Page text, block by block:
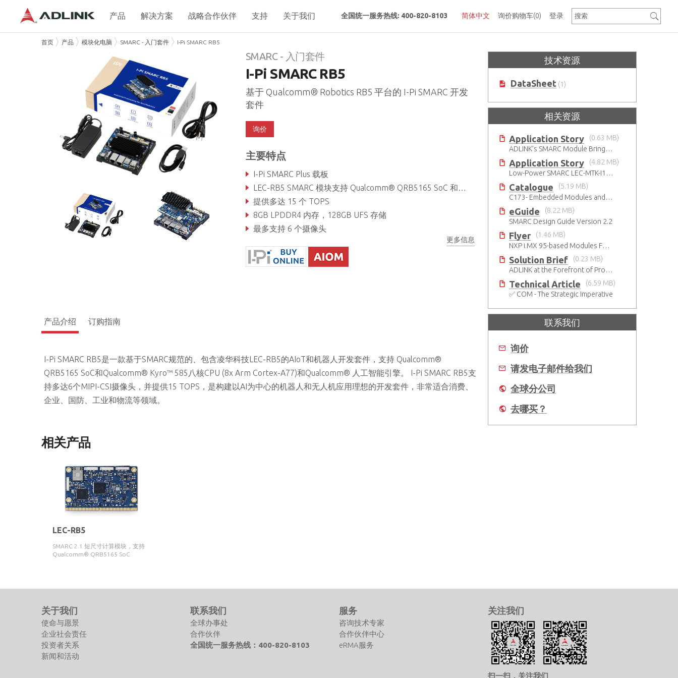
询价购物车(0)
简体中文
全国统一服务热线: 400-820-8103 登录
产品 解决方案 战略合作伙伴 支持 关于我们
首页 产品 模块化电脑 SMARC - 入门套件 I-Pi SMARC RB5
SMARC - 入门套件
I-Pi SMARC RB5
基于 Qualcomm® Robotics RB5 平台的 I-Pi SMARC 开发
套件
询价
主要特点
I-Pi SMARC Plus 载板
LEC-RB5 SMARC 模块支持 Qualcomm® QRB5165 SoC 和 Kyro™ 585 八核 CPU
提供多达 15 个 TOPS
8GB LPDDR4 内存，128GB UFS 存储
最多支持 6 个摄像头
更多信息
产品介绍 订购指南
I-Pi SMARC RB5是一款基于SMARC规范的、包含凌华科技LEC-RB5的AIoT和机器人开发套件，支持 Qualcomm®
QRB5165 SoC和Qualcomm® Kyro™ 585八核CPU (8x Arm Cortex-A77)和Qualcomm® 人工智能引擎。 I-Pi SMARC RB5支
持多达6个MIPI-CSI摄像头，并提供15 TOPS，是构建以AI为中心的机器人和无人机应用理想的开发套件，非常适合消费、
企业、国防、工业和物流等领域。
相关产品
LEC-RB5
SMARC 2.1 短尺寸计算模块，支持
Qualcomm® QRB5165 SoC
技术资源
DataSheet (1)
相关资源
Application Story
(0.63 MB)
ADLINK’s SMARC Module Brings Increased Customization to Automated Fare Boxes
Application Story
(4.82 MB)
Low-Power SMARC LEC-MTK-I1200
Catalogue
(5.19 MB)
C173- Embedded Modules and SBCs Catalog
eGuide
(8.22 MB)
SMARC Design Guide Version 2.2
Flyer
(1.46 MB)
NXP i.MX 95-based Modules For The Intelligent Edge
Solution Brief
(0.23 MB)
ADLINK at the Forefront of Project Cassini
Technical Article
(6.59 MB)
✅ COM - The Strategic Imperative
联系我们
询价
请发电子邮件给我们
全球分公司
去哪买？
关于我们
使命与愿景
企业社会责任
投资者关系
新闻和活动
联系我们
全球办事处
合作伙伴
全国统一服务热线：400-820-8103
服务
咨询技术专家
合作伙伴中心
eRMA服务
关注我们
扫一扫，关注我们